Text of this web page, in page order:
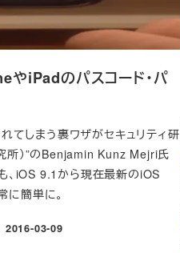
やiPadのパスコード・パ
てしまう裏ワザがセキュリティ研
所）”のBenjamin Kunz Mejri氏
、iOS 9.1から現在最新のiOS
に簡単に。
投稿日
2016-03-09